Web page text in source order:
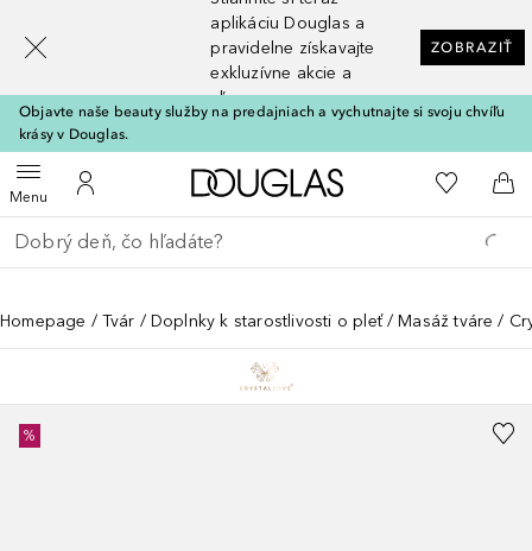
aplikáciu Douglas a
pravidelne získavajte
exkluzívne akcie a
zľavy
ZOBRAZIŤ
Objavte naše beauty služby na predajniach a vychutnajte si svoju chvíľu
krásy v Douglas.
MenuOtvoriť menuDo môjho účtu
Domov Do môjho
Do
Choď späť
Vykonajte vyhľadávanie
Homepage Tvár Doplnky k starostlivosti o pleť Masáž tváre
%
[navigation.slideout.screenreader]